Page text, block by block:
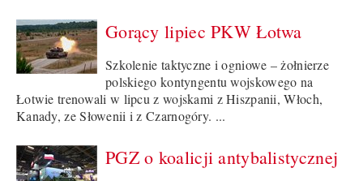
Gorący lipiec PKW Łotwa
Szkolenie taktyczne i ogniowe – żołnierze
polskiego kontyngentu wojskowego na
Łotwie trenowali w lipcu z wojskami z Hiszpanii, Włoch,
Kanady, ze Słowenii i z Czarnogóry. ...
PGZ o koalicji antybalistycznej